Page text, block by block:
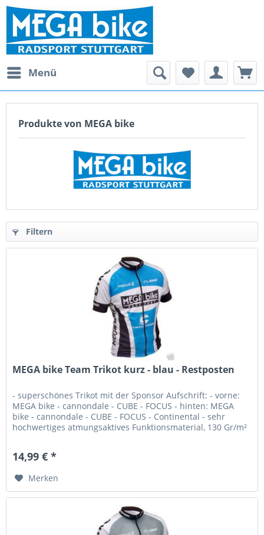
Menü
Produkte von MEGA bike
Filtern
MEGA bike Team Trikot kurz - blau - Restposten
- superschönes Trikot mit der Sponsor Aufschrift: - vorne:
MEGA bike - cannondale - CUBE - FOCUS - hinten: MEGA
bike - cannondale - CUBE - FOCUS - Continental - sehr
hochwertiges atmungsaktives Funktionsmaterial, 130 Gr/m²
14,99 € *
Merken